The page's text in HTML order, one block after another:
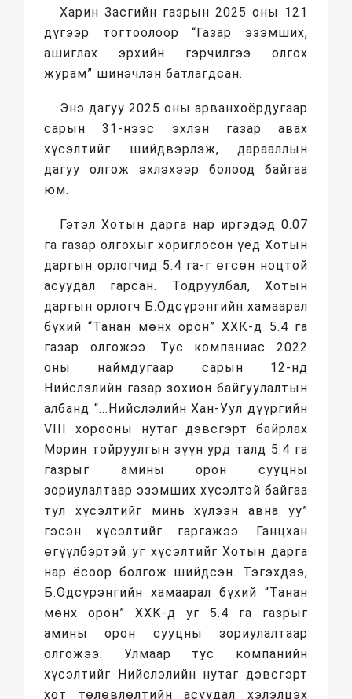
Харин Засгийн газрын 2025 оны 121
дүгээр тогтоолоор “Газар эзэмших,
ашиглах эрхийн гэрчилгээ олгох
журам” шинэчлэн батлагдсан.
Энэ дагуу 2025 оны арванхоёрдугаар
сарын 31-нээс эхлэн газар авах
хүсэлтийг шийдвэрлэж, дарааллын
дагуу олгож эхлэхээр болоод байгаа
юм.
Гэтэл Хотын дарга нар иргэдэд 0.07
га газар олгохыг хориглосон үед Хотын
даргын орлогчид 5.4 га-г өгсөн ноцтой
асуудал гарсан. Тодруулбал, Хотын
даргын орлогч Б.Одсүрэнгийн хамаарал
бүхий “Танан мөнх орон” ХХК-д 5.4 га
газар олгожээ. Тус компаниас 2022
оны наймдугаар сарын 12-нд
Нийслэлийн газар зохион байгуулалтын
албанд “...Нийслэлийн Хан-Уул дүүргийн
VIII хорооны нутаг дэвсгэрт байрлах
Морин тойруулгын зүүн урд талд 5.4 га
газрыг амины орон сууцны
зориулалтаар эзэмших хүсэлтэй байгаа
тул хүсэлтийг минь хүлээн авна уу”
гэсэн хүсэлтийг гаргажээ. Ганцхан
өгүүлбэртэй уг хүсэлтийг Хотын дарга
нар ёсоор болгож шийдсэн. Тэгэхдээ,
Б.Одсүрэнгийн хамаарал бүхий “Танан
мөнх орон” ХХК-д уг 5.4 га газрыг
амины орон сууцны зориулалтаар
олгожээ. Улмаар тус компанийн
хүсэлтийг Нийслэлийн нутаг дэвсгэрт
хот төлөвлөлтийн асуудал хэлэлцэх